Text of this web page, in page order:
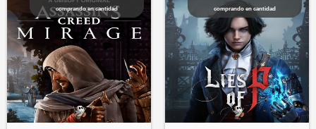
comprando en cantidad comprando en cantidad